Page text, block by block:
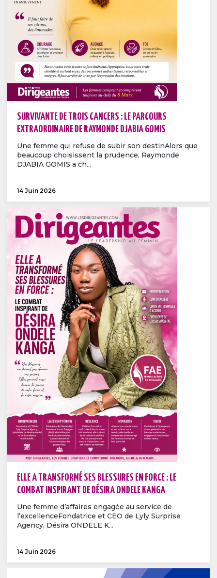
SURVIVANTE DE TROIS CANCERS : LE PARCOURS
EXTRAORDINAIRE DE RAYMONDE DJABIA GOMIS
Une femme qui refuse de subir son destinAlors que
beaucoup choisissent la prudence, Raymonde
DJABIA GOMIS a ch...
14 Juin 2026
ELLE A TRANSFORMÉ SES BLESSURES EN FORCE : LE
COMBAT INSPIRANT DE DÉSIRA ONDELE KANGA
Une femme d’affaires engagée au service de
l’excellenceFondatrice et CEO de Lyly Surprise
Agency, Désira ONDELE K...
14 Juin 2026